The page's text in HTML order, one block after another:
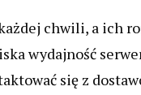
chwili, a ich
wydajność
się z